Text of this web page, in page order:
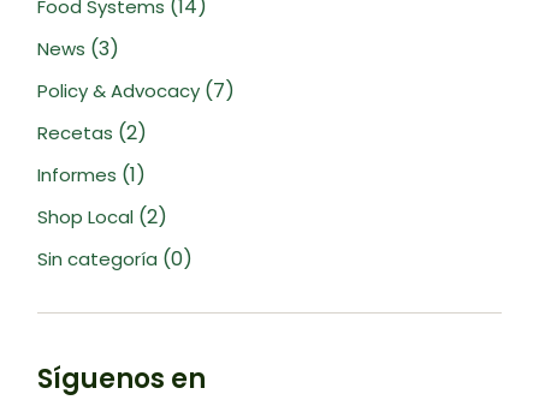
Food Systems (14)
News (3)
Policy & Advocacy (7)
Recetas (2)
Informes (1)
Shop Local (2)
Sin categoría (0)
Síguenos en